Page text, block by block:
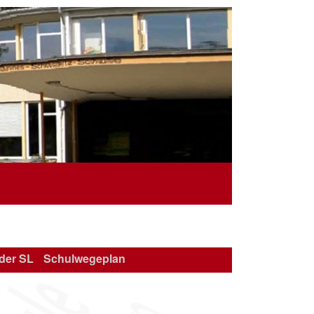
SL Schulwegeplan